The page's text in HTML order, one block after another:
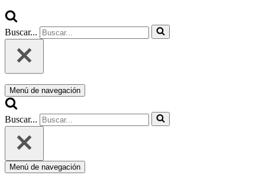
Buscar...
Menú de navegación
Buscar...
Menú de navegación